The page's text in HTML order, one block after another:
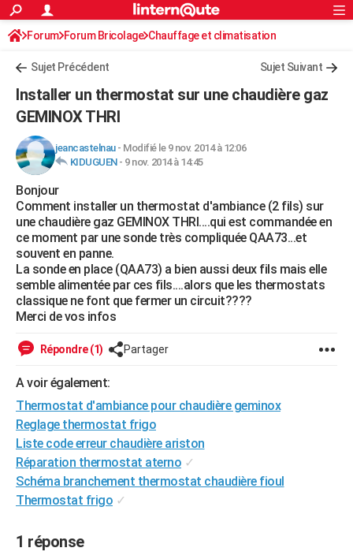
ACTUALITÉS
Politique
Société
Faits Divers
Education
Monde
Villes
+
Programme TV
TNTStreaming
Cinéma
Sorties cinéma
Musique
+FINANCE
Retraite
Impôts
Epargne
Immobilier
Risques naturels par ville
Banque
Assurance
Crédit
AUTO
Essais
Réserver un essai
Citadines
Berlines
SUV
Forum auto
HIGH-TECH
Mobiles
Meilleur smartphone
Internet
Ordinateurs
Jeux vidéo
Guide high-tech
+BRICOLAGE
Forum
Aménagement intérieur
Extérieur
Cuisine
Salle de bains
Jardinage
Rangement
WEEK-END
Guides de France
Escapades
Patrimoine
Expositions
Musées
Week-end nature
+LIFESTYLE
Art de vivre
Bien-être
Loisirs
Mode
Modes de vie
SANTE
VOYAGE
GUIDES D'ACHAT
BONS PLANS
CARTE DE VOEUX
Carte de Noël
Carte Bonne année
Carte Saint-Valentin
Carte Pâques
Carte d'anniversaire
DICTIONNAIRE
Rechercher
S'inscrire
Connexion
Forum Forum Bricolage Chauffage et climatisation
Sujet Précédent Sujet Suivant
Installer un thermostat sur une chaudière gaz
GEMINOX THRI
jeancastelnau- Modifié le 9 nov. 2014 à 12:06
KIDUGUEN- 9 nov. 2014 à 14:45
Bonjour
Comment installer un thermostat d'ambiance (2 fils) sur
une chaudière gaz GEMINOX THRI....qui est commandée en
ce moment par une sonde très compliquée QAA73...et
souvent en panne.
La sonde en place (QAA73) a bien aussi deux fils mais elle
semble alimentée par ces fils....alors que les thermostats
classique ne font que fermer un circuit????
Merci de vos infos
Répondre (1) Partager
A voir également:
Thermostat d'ambiance pour chaudière geminox
Reglage thermostat frigo
Liste code erreur chaudière ariston
Réparation thermostat aterno ✓
Schéma branchement thermostat chaudière fioul
Thermostat frigo ✓
1 réponse